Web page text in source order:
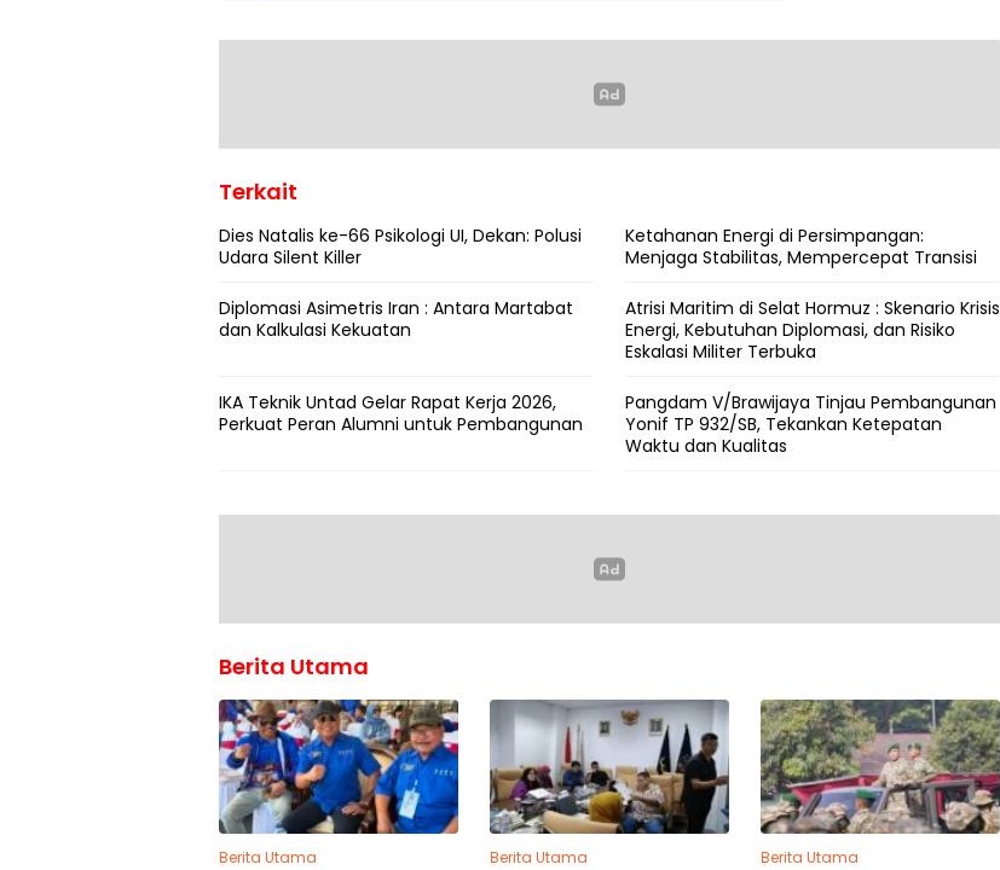
Terkait
Dies Natalis ke-66 Psikologi UI, Dekan: Polusi
Udara Silent Killer
Ketahanan Energi di Persimpangan:
Menjaga Stabilitas, Mempercepat Transisi
Diplomasi Asimetris Iran : Antara Martabat
dan Kalkulasi Kekuatan
Atrisi Maritim di Selat Hormuz : Skenario Krisis
Energi, Kebutuhan Diplomasi, dan Risiko
Eskalasi Militer Terbuka
IKA Teknik Untad Gelar Rapat Kerja 2026,
Perkuat Peran Alumni untuk Pembangunan
Pangdam V/Brawijaya Tinjau Pembangunan
Yonif TP 932/SB, Tekankan Ketepatan
Waktu dan Kualitas
Berita Utama
Berita Utama Berita Utama Berita Utama